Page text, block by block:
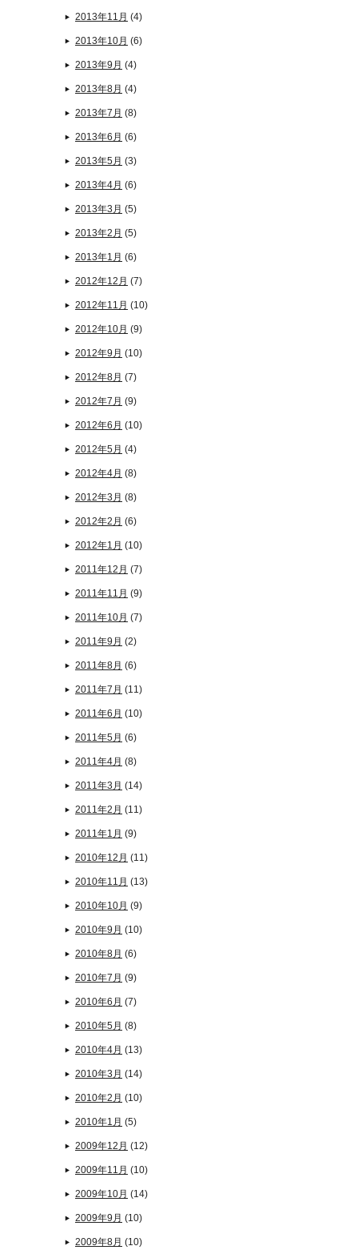
2013年11月 (4)
2013年10月 (6)
2013年9月 (4)
2013年8月 (4)
2013年7月 (8)
2013年6月 (6)
2013年5月 (3)
2013年4月 (6)
2013年3月 (5)
2013年2月 (5)
2013年1月 (6)
2012年12月 (7)
2012年11月 (10)
2012年10月 (9)
2012年9月 (10)
2012年8月 (7)
2012年7月 (9)
2012年6月 (10)
2012年5月 (4)
2012年4月 (8)
2012年3月 (8)
2012年2月 (6)
2012年1月 (10)
2011年12月 (7)
2011年11月 (9)
2011年10月 (7)
2011年9月 (2)
2011年8月 (6)
2011年7月 (11)
2011年6月 (10)
2011年5月 (6)
2011年4月 (8)
2011年3月 (14)
2011年2月 (11)
2011年1月 (9)
2010年12月 (11)
2010年11月 (13)
2010年10月 (9)
2010年9月 (10)
2010年8月 (6)
2010年7月 (9)
2010年6月 (7)
2010年5月 (8)
2010年4月 (13)
2010年3月 (14)
2010年2月 (10)
2010年1月 (5)
2009年12月 (12)
2009年11月 (10)
2009年10月 (14)
2009年9月 (10)
2009年8月 (10)